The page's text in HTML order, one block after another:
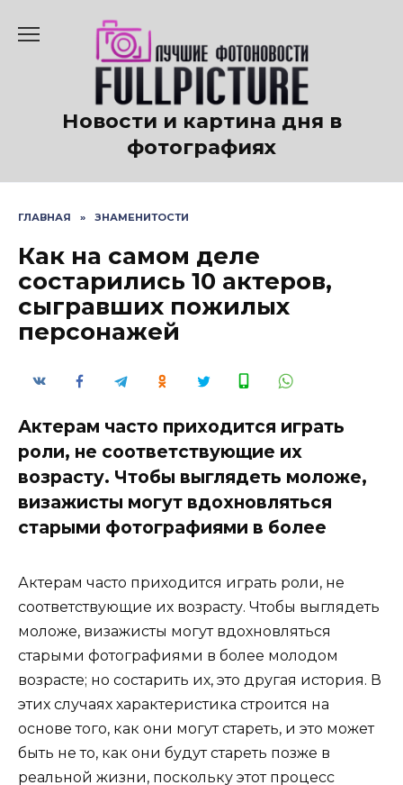
содержанию
Новости и картина дня в
фотографиях
ГЛАВНАЯ » ЗНАМЕНИТОСТИ
Как на самом деле
состарились 10 актеров,
сыгравших пожилых
персонажей
Актерам часто приходится играть
роли, не соответствующие их
возрасту. Чтобы выглядеть моложе,
визажисты могут вдохновляться
старыми фотографиями в более
Актерам часто приходится играть роли, не
соответствующие их возрасту. Чтобы выглядеть
моложе, визажисты могут вдохновляться
старыми фотографиями в более молодом
возрасте; но состарить их, это другая история. В
этих случаях характеристика строится на
основе того, как они могут стареть, и это может
быть не то, как они будут стареть позже в
реальной жизни, поскольку этот процесс